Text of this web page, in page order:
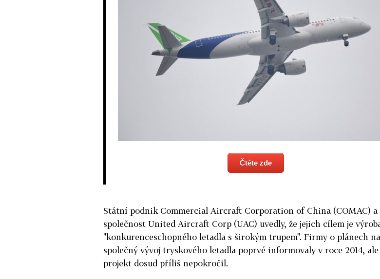
Čtěte zde
Státní podnik Commercial Aircraft Corporation of China (COMAC) a
společnost United Aircraft Corp (UAC) uvedly, že jejich cílem je
"konkurenceschopného letadla s širokým trupem". Firmy o plánech na
společný vývoj tryskového letadla poprvé informovaly v roce 2014, ale
projekt dosud příliš nepokročil.